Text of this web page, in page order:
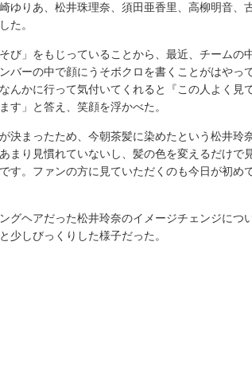
ゆりあ、松井珠理奈、須田亜香里、高柳明音、
た。
び」をもじっていることから、最近、チームの
バーの中で顔にうそボクロを書くことがはやっ
んかに行って気付いてくれると『この人よく見
す」と答え、笑顔を浮かべた。
決まったため、今朝茶髪に染めたという松井玲
まり見慣れていないし、髪の色を変えるだけで
す。ファンの方に見ていただくのも今日が初め
グヘアだった松井玲奈のイメージチェンジにつ
少しびっくりした様子だった。